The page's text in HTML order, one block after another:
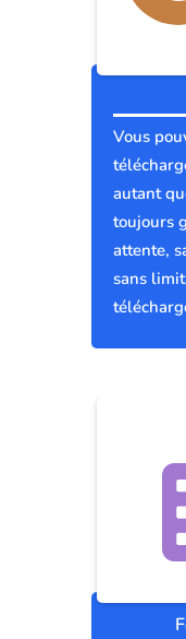
Vous
autant
toujours
attente,
sans